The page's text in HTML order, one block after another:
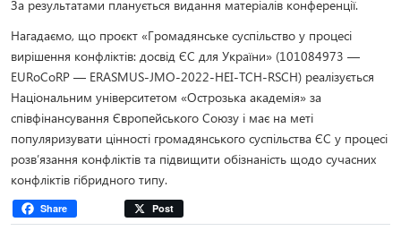
За результатами планується видання матеріалів конференції.
Нагадаємо, що проєкт «Громадянське суспільство у процесі
вирішення конфліктів: досвід ЄС для України» (101084973 —
EURoCoRP — ERASMUS-JMO-2022-HEI-TCH-RSCH) реалізується
Національним університетом «Острозька академія» за
співфінансування Європейського Союзу і має на меті
популяризувати цінності громадянського суспільства ЄС у процесі
розв’язання конфліктів та підвищити обізнаність щодо сучасних
конфліктів гібридного типу.
Share Post